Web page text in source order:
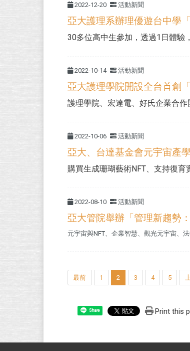
2022-12-20 活動新聞
亞大護理系辦理優遊台中學
30多位高中生參加，透過1日體驗
2022-10-14 活動新聞
亞大護理學院開設全台首創
護理學院、宏達電、好氏企業合
2022-10-06 活動新聞
亞大、台達基金會元宇宙產
購買生成珊瑚藝術NFT、支持復
2022-08-10 活動新聞
亞大管院舉辦「管理新趨勢
元宇宙與NFT、企業智慧、觀光元宇宙、
最前 1 2 3 4 5
Share Print this